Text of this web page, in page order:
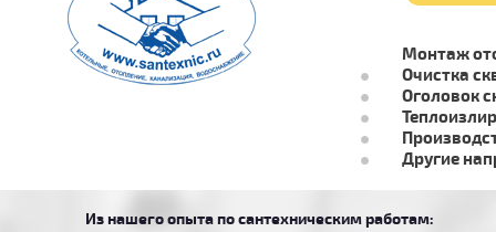
Монтаж
Очистка
Оголовок
Другие
Из нашего опыта по сантехническим работам: